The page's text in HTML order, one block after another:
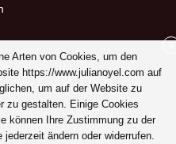
Arten von Cookies, um den
https://www.julianoyel.com auf
um auf der Website zu
zu gestalten. Einige Cookies
können Ihre Zustimmung zu der
ändern oder widerrufen.